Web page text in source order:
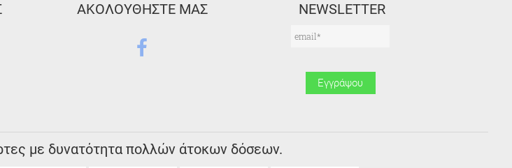
ΑΚΟΛΟΥΘΗΣΤΕ ΜΑΣ NEWSLETTER
με δυνατότητα πολλών άτοκων δόσεων.